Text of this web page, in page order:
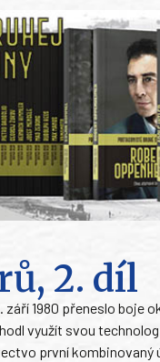
2. díl
1980 přeneslo boje
využít svou
první kombinovaný